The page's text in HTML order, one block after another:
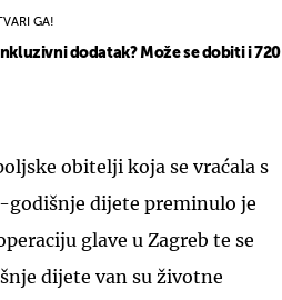
GA!
dodatak? Može se dobiti i 720
obitelji koja se vraćala s
godišnje dijete preminulo je
glave u Zagreb te se
dijete van su životne